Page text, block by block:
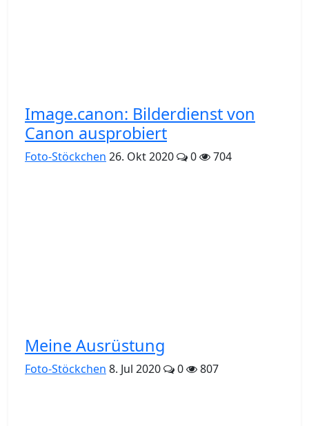
Image.canon: Bilderdienst von
Canon ausprobiert
Foto-Stöckchen 26. Okt 2020 0 704
Meine Ausrüstung
Foto-Stöckchen 8. Jul 2020 0 807